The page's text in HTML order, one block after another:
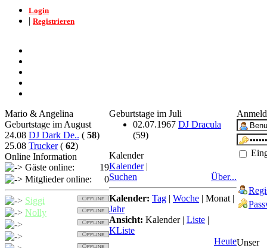
Login
| Registrieren
Mario & Angelina
Geburtstage im August
24.08 DJ Dark De.. ( 58)
25.08 Trucker( 62)
Online Information
Gäste online:
19
Mitglieder online:
0
Siggi
Nolly
Geburtstage im Juli
02.07.1967 DJ Dracula
(59)
Kalender
Kalender |
Suchen
Über...
Kalender: Tag | Woche | Monat |
Jahr
Ansicht: Kalender| Liste |
KListe
HeuteUnser